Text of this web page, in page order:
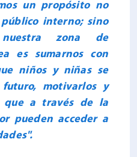
un propósito no
interno; sino
zona de
es sumarnos con
niños y niñas se
motivarlos y
que a través de la
pueden acceder a